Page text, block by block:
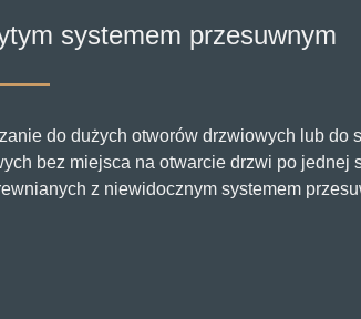
systemem przesuwnym
do dużych otworów drzwiowych lub do
bez miejsca na otwarcie drzwi po jednej
z niewidocznym systemem